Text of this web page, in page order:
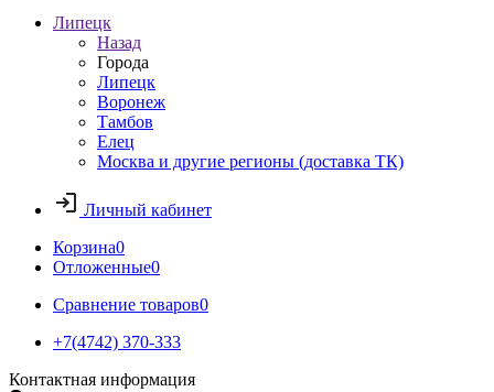
Липецк
Назад
Города
Липецк
Воронеж
Тамбов
Елец
Москва и другие регионы (доставка ТК)
Личный кабинет
Корзина0
Отложенные0
Сравнение товаров0
+7(4742) 370-333
Контактная информация